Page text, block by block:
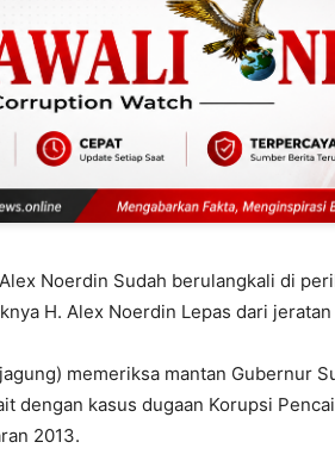
Noerdin Sudah berulangkali di
H. Alex Noerdin Lepas dari
memeriksa mantan Gubernur
dengan kasus dugaan Korupsi
2013.